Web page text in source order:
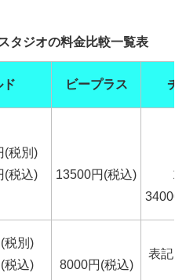
タジオの料金比較一覧表
ド ビープラス チ
(税別)
(税込)
13500円(税込)
34000
税別)
税込)
8000円(税込)
表記